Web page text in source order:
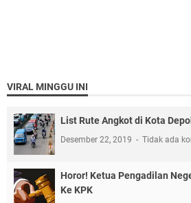
VIRAL MINGGU INI
List Rute Angkot di Kota
Desember 22, 2019 Tidak ada
Horor! Ketua Pengadilan
Ke KPK